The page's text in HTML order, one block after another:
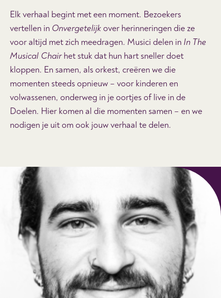
Elk verhaal begint met een moment. Bezoekers
vertellen in Onvergetelijk over herinneringen die ze
voor altijd met zich meedragen. Musici delen in In The
Musical Chairhet stuk dat hun hart sneller doet
kloppen. En samen, als orkest, creëren we die
momenten steeds opnieuw – voor kinderen en
volwassenen, onderweg in je oortjes of live in de
Doelen. Hier komen al die momenten samen – en we
nodigen je uit om ook jouw verhaal te delen.